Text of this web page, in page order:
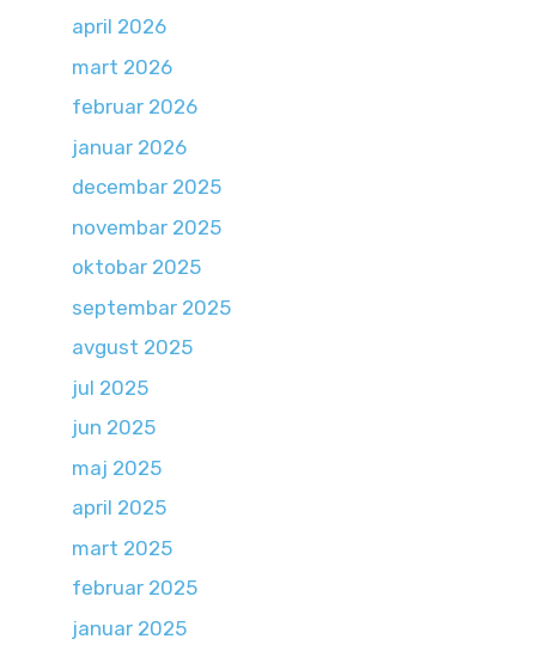
april 2026
mart 2026
februar 2026
januar 2026
decembar 2025
novembar 2025
oktobar 2025
septembar 2025
avgust 2025
jul 2025
jun 2025
maj 2025
april 2025
mart 2025
februar 2025
januar 2025